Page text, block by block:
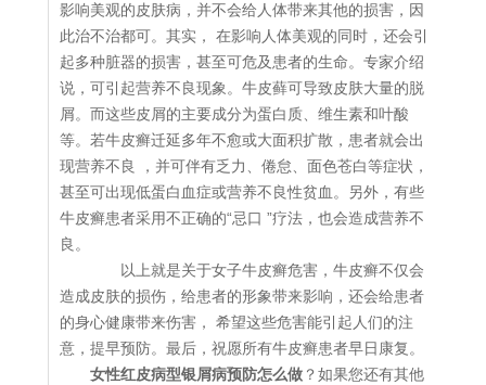
影响美观的皮肤病，并不会给人体带来其他的损害，因
此治不治都可。其实， 在影响人体美观的同时，还会引
起多种脏器的损害，甚至可危及患者的生命。专家介绍
说，可引起营养不良现象。牛皮藓可导致皮肤大量的脱
屑。而这些皮屑的主要成分为蛋白质、维生素和叶酸
等。若牛皮癣迁延多年不愈或大面积扩散，患者就会出
现营养不良 ，并可伴有乏力、倦怠、面色苍白等症状，
甚至可出现低蛋白血症或营养不良性贫血。另外，有些
牛皮癣患者采用不正确的“忌口 ”疗法，也会造成营养不
良。
以上就是关于女子牛皮癣危害，牛皮癣不仅会
造成皮肤的损伤，给患者的形象带来影响，还会给患者
的身心健康带来伤害， 希望这些危害能引起人们的注
意，提早预防。最后，祝愿所有牛皮癣患者早日康复。
女性红皮病型银屑病预防怎么做 ？如果您还有其他